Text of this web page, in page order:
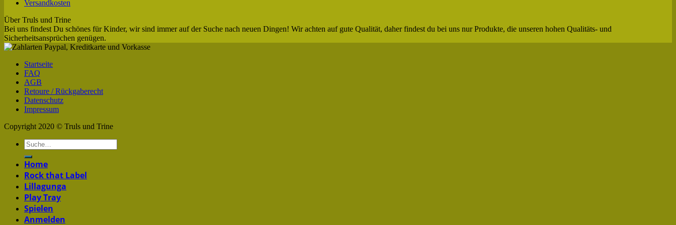
Versandkosten
Über Truls und Trine
Bei uns findest Du schönes für Kinder, wir sind immer auf der Suche nach neuen Dingen! Wir achten auf gute Qualität, daher findest du bei uns nur Produkte, die unseren hohen Qualitäts- und
Sicherheitsansprüchen genügen.
Startseite
FAQ
AGB
Retoure / Rückgaberecht
Datenschutz
Impressum
Copyright 2020 © Truls und Trine
Home
Rock that Label
Lillagunga
Play Tray
Spielen
Anmelden